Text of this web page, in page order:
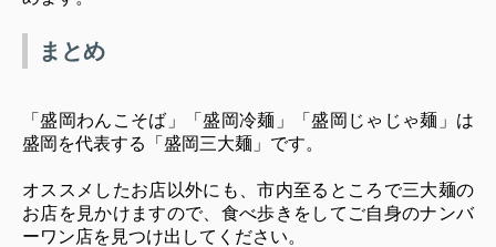
まとめ
「盛岡わんこそば」「盛岡冷麺」「盛岡じゃじゃ麺」は
盛岡を代表する「盛岡三大麺」です。
オススメしたお店以外にも、市内至るところで三大麺の
お店を見かけますので、食べ歩きをしてご自身のナンバ
ーワン店を見つけ出してください。